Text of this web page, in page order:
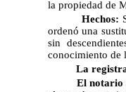
la propiedad de
Hechos:
ordenó una
sin
conocimiento de
La
El notario